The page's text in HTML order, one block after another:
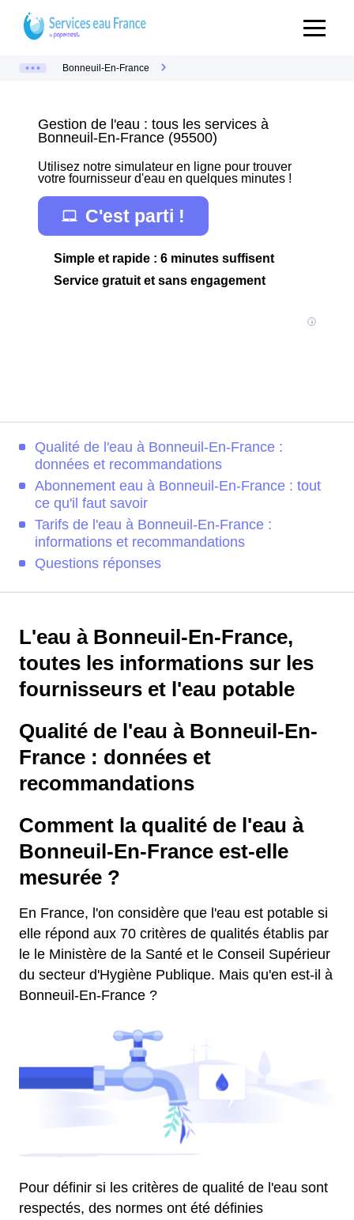
Bonneuil-En-France
Gestion de l'eau : tous les services à
Bonneuil-En-France (95500)
Utilisez notre simulateur en ligne pour trouver
votre fournisseur d'eau en quelques minutes !
C'est parti !
Simple et rapide : 6 minutes suffisent
Service gratuit et sans engagement
Qualité de l'eau à Bonneuil-En-France :
données et recommandations
Abonnement eau à Bonneuil-En-France : tout
ce qu'il faut savoir
Tarifs de l'eau à Bonneuil-En-France :
informations et recommandations
Questions réponses
L'eau à Bonneuil-En-France,
toutes les informations sur les
fournisseurs et l'eau potable
Qualité de l'eau à Bonneuil-En-
France : données et
recommandations
Comment la qualité de l'eau à
Bonneuil-En-France est-elle
mesurée ?
En France, l'on considère que l'eau est potable si
elle répond aux 70 critères de qualités établis par
le le Ministère de la Santé et le Conseil Supérieur
du secteur d'Hygiène Publique. Mais qu'en est-il à
Bonneuil-En-France ?
Pour définir si les critères de qualité de l'eau sont
respectés, des normes ont été définies